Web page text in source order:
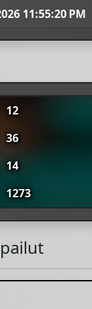
11:55:20 PM
12
36
14
1273